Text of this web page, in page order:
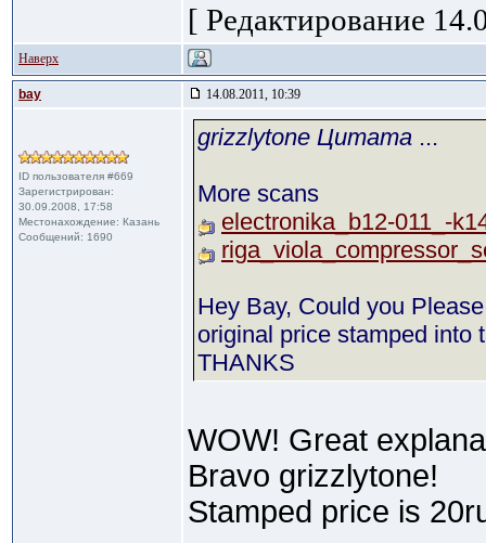
[ Редактирование
Наверх
bay 14.08.2011, 10:39
ID пользователя #669
Зарегистрирован:
30.09.2008, 17:58
Местонахождение: Казань
Сообщений: 1690
grizzlytone Цитата ...
More scans
electronika_b12-011_-
Hey Bay, Could you
original price stamped into
THANKS
WOW! Great
Bravo grizzlytone!
Stamped price is